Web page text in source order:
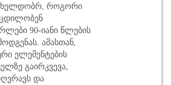
როგორი
ცდილობენ
90-იანი წლების
ამასთან,
ელემენტების
გაირკვევა,
და